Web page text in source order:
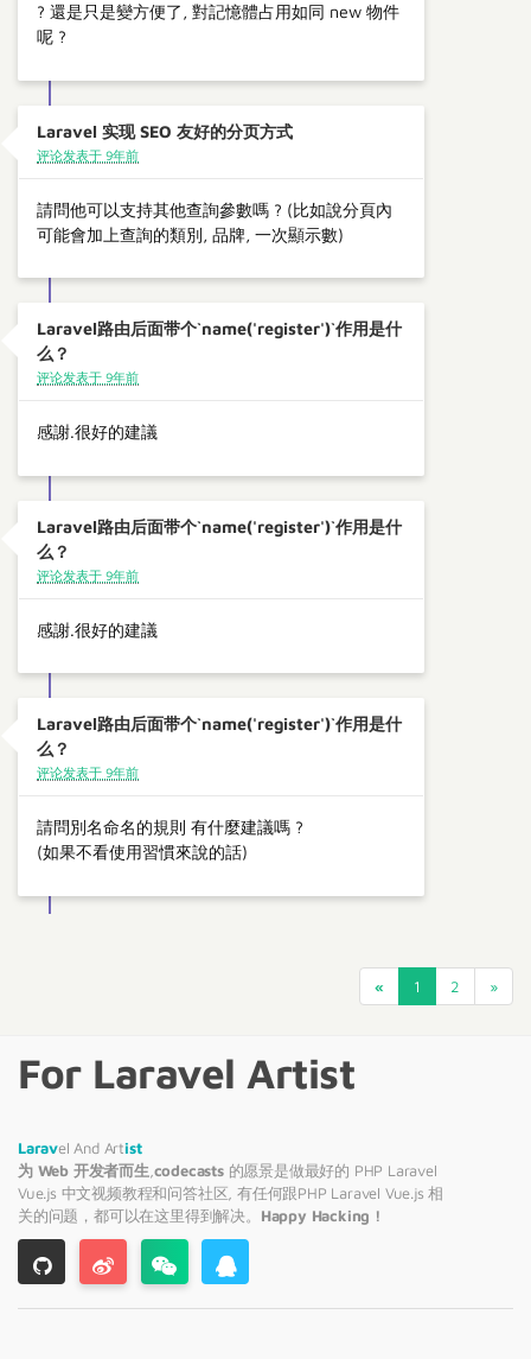
? 還是只是變方便了, 對記憶體占用如同 new 物件
呢 ?
Laravel 实现 SEO 友好的分页方式
评论发表于 9年前
請問他可以支持其他查詢參數嗎 ? (比如說分頁內
可能會加上查詢的類別, 品牌, 一次顯示數)
Laravel路由后面带个`name('register')`作用是什
么？
评论发表于 9年前
感謝.很好的建議
Laravel路由后面带个`name('register')`作用是什
么？
评论发表于 9年前
感謝.很好的建議
Laravel路由后面带个`name('register')`作用是什
么？
评论发表于 9年前
請問別名命名的規則 有什麼建議嗎 ?
(如果不看使用習慣來說的話)
« 1 2 »
For Laravel Artist
Laravel And Artist
为 Web 开发者而生 codecasts的愿景是做最好的 PHP Laravel
Vue.js 中文视频教程和问答社区, 有任何跟PHP Laravel Vue.js 相
关的问题，都可以在这里得到解决。 Happy Hacking !